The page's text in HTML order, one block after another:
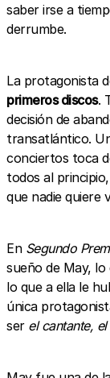
saber irse a
derrumbe.
La protagonista
primeros discos.
decisión de
transatlántico.
conciertos toca
todos al
que nadie quiere
En Segundo
sueño de May,
lo que a ella le
única
ser el cantante,